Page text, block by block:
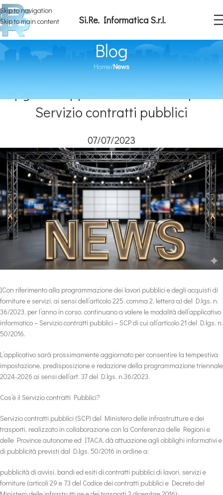
Skip to navigation
Skip to main content
Si.Re. Informatica S.r.l.
Blog
Home/News
Servizio contratti pubblici
07/07/2023
]Con riferimento alla programmazione dei lavori pubblici e degli acquisti di
forniture e servizi, ai sensi dell’articolo 225, comma 2, lettera a) del D.lgs. n.
36/2023, per l’anno in corso, continuano a valere le modalità dell’applicativo
informatico – Servizio contratti pubblici – SCP di cui all’articolo 21 del D.lgs. n.
50/2016.
L’applicativo sarà prossimamente aggiornato per consentire la tempestiva
impostazione, predisposizione e redazione della programmazione triennale
2024-2026 ai sensi dell’art. 37 del D.lgs. n.36/2023.
Cos’è il Servizio contratti Pubblici?
Servizio contratti pubblici (SCP) del Ministero delle infrastrutture e dei
trasporti, realizzato in collaborazione con la Conferenza delle Regioni e
delle Province autonome ed ITACA, dà attuazione agli obblighi informativi e
di pubblicità previsti dal D.lgs. 50/2016 in ordine a:
pubblicità di avvisi, bandi ed esiti di contratti pubblici di lavori, servizi e
forniture (articoli 29 e 73 del Codice dei contratti pubblici e Decreto del